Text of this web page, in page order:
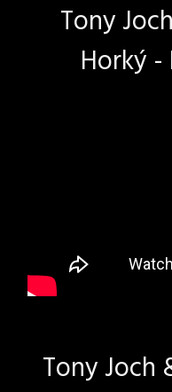
Tony
Horký -
Tony Joch